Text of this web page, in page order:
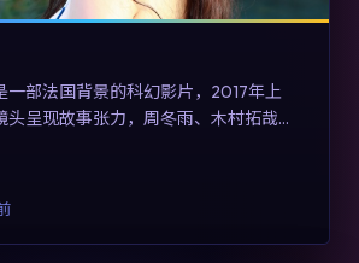
一部法国背景的科幻影片，2017年上
呈现故事张力，周冬雨、木村拓哉与
点。剧情层面在真实历史背景下虚构
，对关注导演风格与演员阵容的观众具